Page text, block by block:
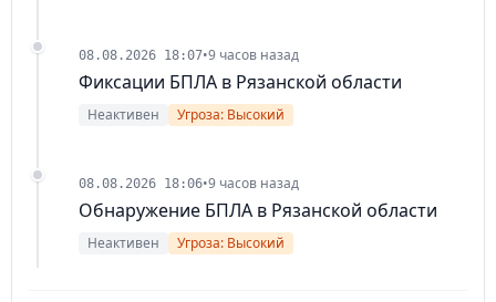
08.08.2026 18:07•9 часов назад
Фиксации БПЛА в Рязанской области
Неактивен Угроза: Высокий
08.08.2026 18:06•9 часов назад
Обнаружение БПЛА в Рязанской области
Неактивен Угроза: Высокий